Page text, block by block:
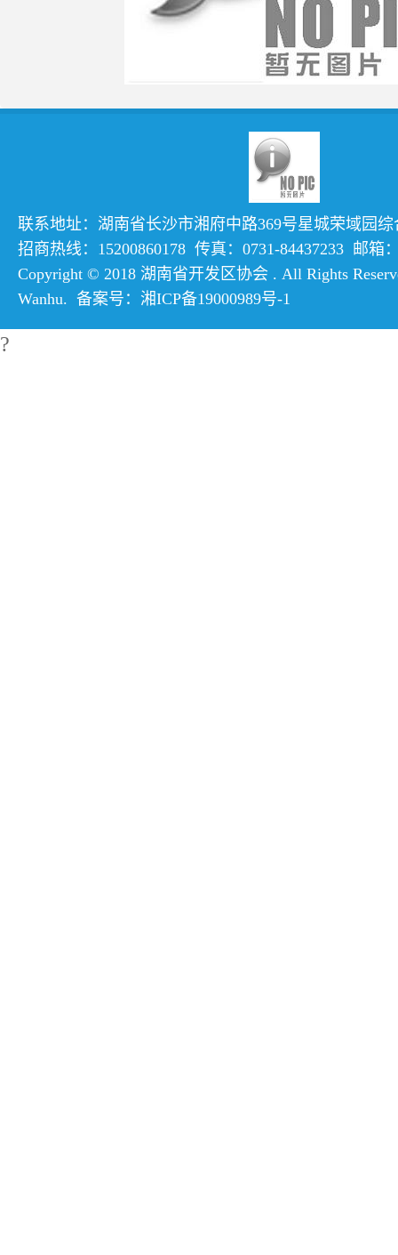
联系地址：湖南省长沙市湘府中路369号星城荣域园
招商热线：15200860178 传真：0731-84437233 邮箱
Copyright © 2018 湖南省开发区协会 . All Rights
Wanhu. 备案号： 湘ICP备19000989号-1
?